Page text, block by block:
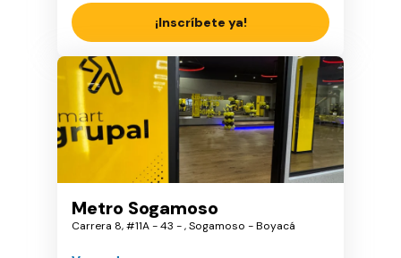
¡Inscríbete ya!
Metro Sogamoso
Carrera 8, #11A - 43 - , Sogamoso - Boyacá